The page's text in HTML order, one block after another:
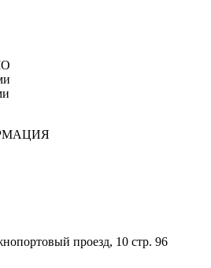
проезд, 10 стр. 96